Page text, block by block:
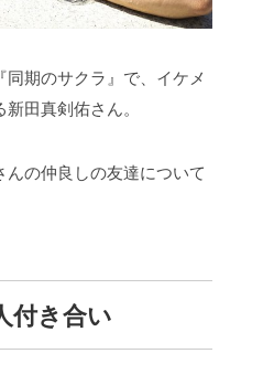
期のサクラ』で、イケメ
田真剣佑さん。
の仲良しの友達について
付き合い